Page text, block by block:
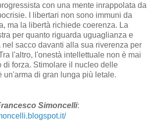
con una mente inrappolata da
I libertari non sono immuni da
ma la libertà richiede coerenza. La
per quanto riguarda uguaglianza e
nel sacco davanti alla sua riverenza per
l'altro, l'onestà intellettuale non è mai
di forza. Stimolare il nucleo delle
un'arma di gran lunga più letale.
Simoncelli: